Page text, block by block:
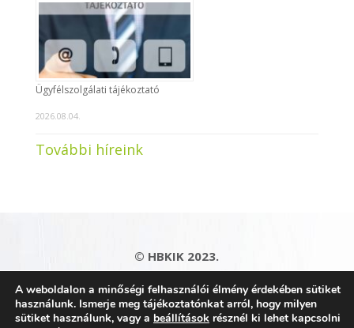
Ügyfélszolgálati tájékoztató
2026.08.04.
További híreink
© HBKIK 2023.
Adatkezelési tájékoztató|Impresszum|
Kapcsolat|Honlaptérkép
A weboldalon a minőségi felhasználói élmény érdekében sütiket
használunk. Ismerje meg tájékoztatónkat arról, hogy milyen
sütiket használunk, vagy a beállítások résznél ki lehet kapcsolni